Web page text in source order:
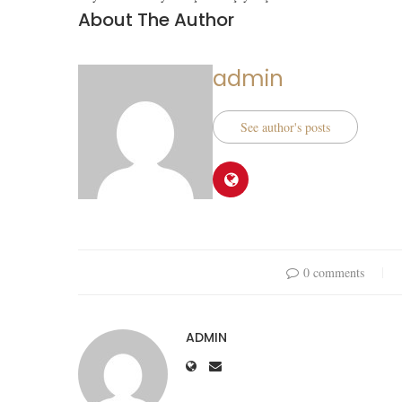
About The Author
admin
See author's posts
0 comments
ADMIN